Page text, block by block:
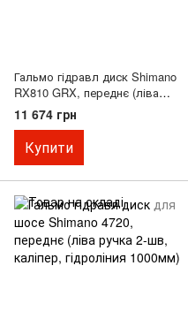
Гальмо гідравл диск Shimano
RX810 GRX, переднє (ліва
гальм.ручка BL-RX810,
каліпер, гідроліния 1000мм)
11 674 грн
Купити